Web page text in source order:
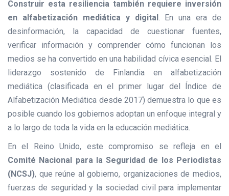
Construir esta resiliencia también requiere inversión
en alfabetización mediática y digital . En una era de
desinformación, la capacidad de cuestionar fuentes,
verificar información y comprender cómo funcionan los
medios se ha convertido en una habilidad cívica esencial. El
liderazgo sostenido de Finlandia en alfabetización
mediática (clasificada en el primer lugar del Índice de
Alfabetización Mediática desde 2017) demuestra lo que es
posible cuando los gobiernos adoptan un enfoque integral y
a lo largo de toda la vida en la educación mediática.
En el Reino Unido, este compromiso se refleja en el
Comité Nacional para la Seguridad de los Periodistas
(NCSJ), que reúne al gobierno, organizaciones de medios,
fuerzas de seguridad y la sociedad civil para implementar